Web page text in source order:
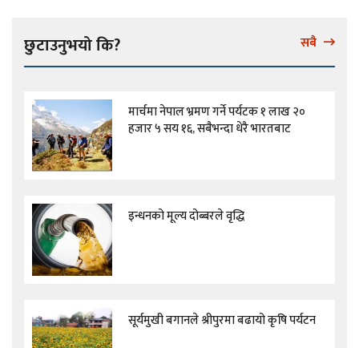
छुटाउनुभयो कि? सबै
मार्चमा नेपाल भ्रमण गर्ने पर्यटक १ लाख २०
हजार ५ सय १६, सबैभन्दा धेरै भारतबाट
इन्धनको मूल्य दोब्बरले वृद्धि
सूर्यमुखी बगानले श्रीपुरमा बढायो कृषि पर्यटन